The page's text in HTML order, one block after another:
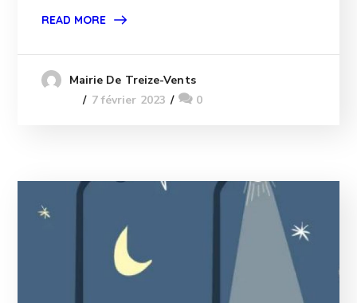
READ MORE
Mairie De Treize-Vents
7 février 2023
0